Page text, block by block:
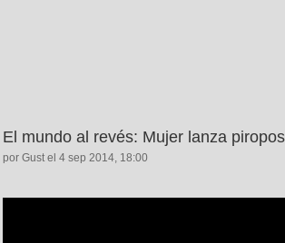
El mundo al revés: Mujer lanza
por Gust el 4 sep 2014, 18:00